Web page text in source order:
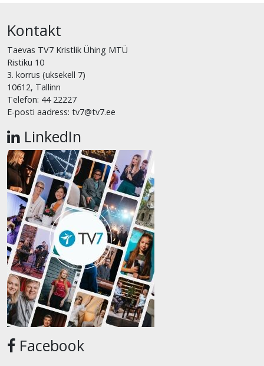
Kontakt
Taevas TV7 Kristlik Ühing MTÜ
Ristiku 10
3. korrus (uksekell 7)
10612, Tallinn
Telefon: 44 22227
E-posti aadress: tv7@tv7.ee
LinkedIn
Facebook